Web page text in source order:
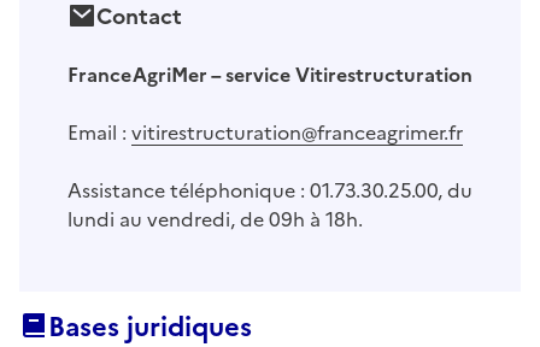
Contact
FranceAgriMer – service Vitirestructuration
Email : vitirestructuration@franceagrimer.fr
Assistance téléphonique : 01.73.30.25.00, du
lundi au vendredi, de 09h à 18h.
Bases juridiques